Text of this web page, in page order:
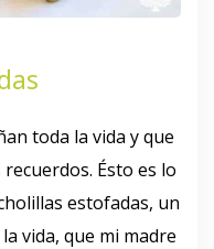
toda la vida y que
Ésto es lo
estofadas, un
vida, que mi madre